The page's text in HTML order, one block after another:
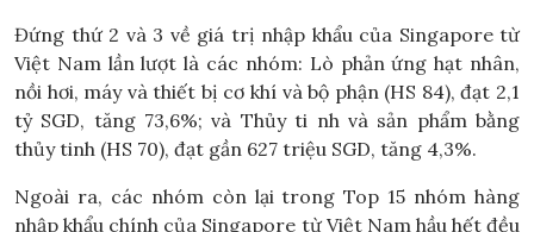
Đứng thứ 2 và 3 về giá trị nhập khẩu của Singapore từ
Việt Nam lần lượt là các nhóm: Lò phản ứng hạt nhân,
nồi hơi, máy và thiết bị cơ khí và bộ phận (HS 84), đạt 2,1
tỷ SGD, tăng 73,6%; và Thủy ti nh và sản phẩm bằng
thủy tinh (HS 70), đạt gần 627 triệu SGD, tăng 4,3%.
Ngoài ra, các nhóm còn lại trong Top 15 nhóm hàng
nhập khẩu chính của Singapore từ Việt Nam hầu hết đều